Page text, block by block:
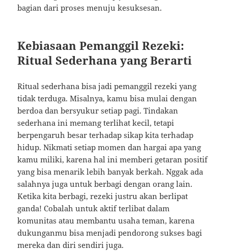
bagian dari proses menuju kesuksesan.
Kebiasaan Pemanggil Rezeki:
Ritual Sederhana yang Berarti
Ritual sederhana bisa jadi pemanggil rezeki yang
tidak terduga. Misalnya, kamu bisa mulai dengan
berdoa dan bersyukur setiap pagi. Tindakan
sederhana ini memang terlihat kecil, tetapi
berpengaruh besar terhadap sikap kita terhadap
hidup. Nikmati setiap momen dan hargai apa yang
kamu miliki, karena hal ini memberi getaran positif
yang bisa menarik lebih banyak berkah. Nggak ada
salahnya juga untuk berbagi dengan orang lain.
Ketika kita berbagi, rezeki justru akan berlipat
ganda! Cobalah untuk aktif terlibat dalam
komunitas atau membantu usaha teman, karena
dukunganmu bisa menjadi pendorong sukses bagi
mereka dan diri sendiri juga.